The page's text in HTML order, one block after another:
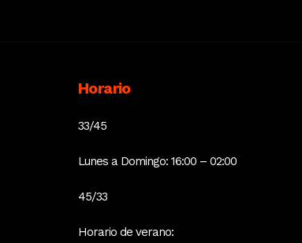
Horario
33/45
Lunes a Domingo: 16:00 – 02:00
45/33
Horario de verano: